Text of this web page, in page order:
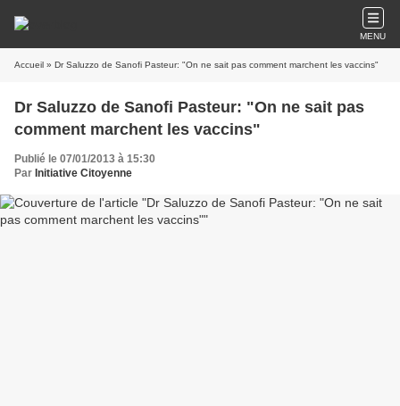
MENU
Accueil » Dr Saluzzo de Sanofi Pasteur: "On ne sait pas comment marchent les vaccins"
Dr Saluzzo de Sanofi Pasteur: "On ne sait pas
comment marchent les vaccins"
Publié le 07/01/2013 à 15:30
Par Initiative Citoyenne